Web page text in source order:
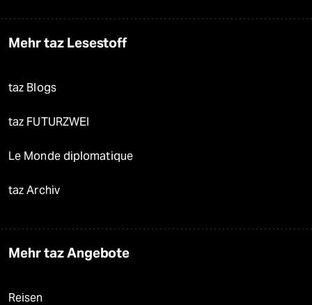
Mehr taz Lesestoff
taz Blogs
taz FUTURZWEI
Le Monde diplomatique
taz Archiv
Mehr taz Angebote
Reisen